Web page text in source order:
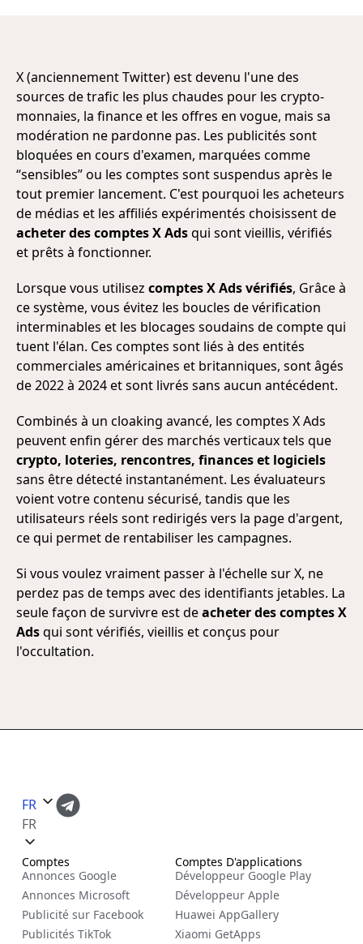
X (anciennement Twitter) est devenu l'une des
sources de trafic les plus chaudes pour les crypto-
monnaies, la finance et les offres en vogue, mais sa
modération ne pardonne pas. Les publicités sont
bloquées en cours d'examen, marquées comme
“sensibles” ou les comptes sont suspendus après le
tout premier lancement. C'est pourquoi les acheteurs
de médias et les affiliés expérimentés choisissent de
acheter des comptes X Adsqui sont vieillis, vérifiés
et prêts à fonctionner.
Lorsque vous utilisez comptes X Ads vérifiés, Grâce à
ce système, vous évitez les boucles de vérification
interminables et les blocages soudains de compte qui
tuent l'élan. Ces comptes sont liés à des entités
commerciales américaines et britanniques, sont âgés
de 2022 à 2024 et sont livrés sans aucun antécédent.
Combinés à un cloaking avancé, les comptes X Ads
peuvent enfin gérer des marchés verticaux tels que
crypto, loteries, rencontres, finances et logiciels
sans être détecté instantanément. Les évaluateurs
voient votre contenu sécurisé, tandis que les
utilisateurs réels sont redirigés vers la page d'argent,
ce qui permet de rentabiliser les campagnes.
Si vous voulez vraiment passer à l'échelle sur X, ne
perdez pas de temps avec des identifiants jetables. La
seule façon de survivre est deacheter des comptes X
Adsqui sont vérifiés, vieillis et conçus pour
l'occultation.
FR
FR
Comptes
Annonces Google
Annonces Microsoft
Publicité sur Facebook
Publicités TikTok
Comptes D'applications
Développeur Google Play
Développeur Apple
Huawei AppGallery
Xiaomi GetApps